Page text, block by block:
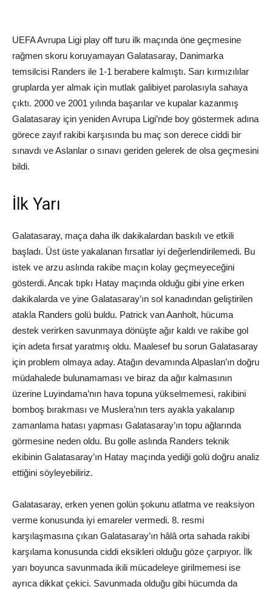
UEFA Avrupa Ligi play off turu ilk maçında öne geçmesine
rağmen skoru koruyamayan Galatasaray, Danimarka
temsilcisi Randers ile 1-1 berabere kalmıştı. Sarı kırmızılılar
gruplarda yer almak için mutlak galibiyet parolasıyla sahaya
çıktı. 2000 ve 2001 yılında başarılar ve kupalar kazanmış
Galatasaray için yeniden Avrupa Ligi’nde boy göstermek adına
görece zayıf rakibi karşısında bu maç son derece ciddi bir
sınavdı ve Aslanlar o sınavı geriden gelerek de olsa geçmesini
bildi.
İlk Yarı
Galatasaray, maça daha ilk dakikalardan baskılı ve etkili
başladı. Üst üste yakalanan fırsatlar iyi değerlendirilemedi. Bu
istek ve arzu aslında rakibe maçın kolay geçmeyeceğini
gösterdi. Ancak tıpkı Hatay maçında olduğu gibi yine erken
dakikalarda ve yine Galatasaray’ın sol kanadından geliştirilen
atakla Randers golü buldu. Patrick van Aanholt, hücuma
destek verirken savunmaya dönüşte ağır kaldı ve rakibe gol
için adeta fırsat yaratmış oldu. Maalesef bu sorun Galatasaray
için problem olmaya aday. Atağın devamında Alpaslan’ın doğru
müdahalede bulunamaması ve biraz da ağır kalmasının
üzerine Luyindama’nın hava topuna yükselmemesi, rakibini
bomboş bırakması ve Muslera’nın ters ayakla yakalanıp
zamanlama hatası yapması Galatasaray’ın topu ağlarında
görmesine neden oldu. Bu golle aslında Randers teknik
ekibinin Galatasaray’ın Hatay maçında yediği golü doğru analiz
ettiğini söyleyebiliriz.
Galatasaray, erken yenen golün şokunu atlatma ve reaksiyon
verme konusunda iyi emareler vermedi. 8. resmi
karşılaşmasına çıkan Galatasaray’ın hâlâ orta sahada rakibi
karşılama konusunda ciddi eksikleri olduğu göze çarpıyor. İlk
yarı boyunca savunmada ikili mücadeleye girilmemesi ise
ayrıca dikkat çekici. Savunmada olduğu gibi hücumda da